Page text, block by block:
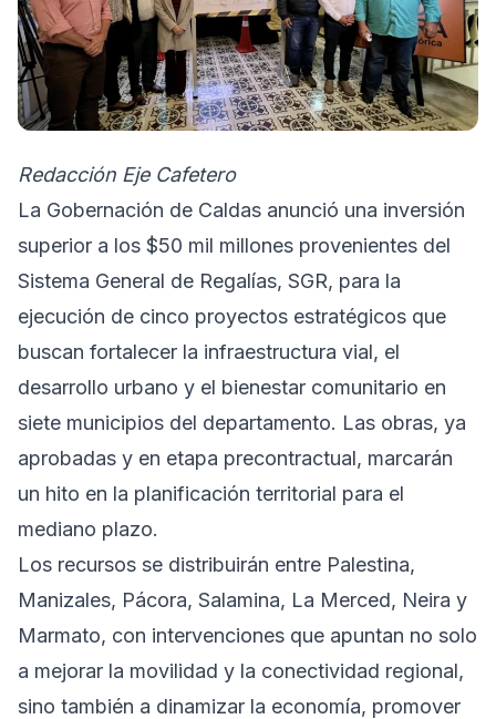
Redacción Eje Cafetero
La Gobernación de Caldas anunció una inversión
superior a los $50 mil millones provenientes del
Sistema General de Regalías, SGR, para la
ejecución de cinco proyectos estratégicos que
buscan fortalecer la infraestructura vial, el
desarrollo urbano y el bienestar comunitario en
siete municipios del departamento. Las obras, ya
aprobadas y en etapa precontractual, marcarán
un hito en la planificación territorial para el
mediano plazo.
Los recursos se distribuirán entre Palestina,
Manizales, Pácora, Salamina, La Merced, Neira y
Marmato, con intervenciones que apuntan no solo
a mejorar la movilidad y la conectividad regional,
sino también a dinamizar la economía, promover